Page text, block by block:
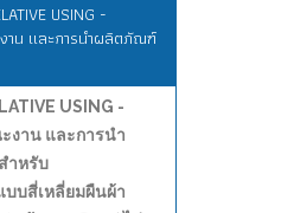
USING -
น และการนำผลิตภัณฑ์
USING -
งาน และการนำ
ำหรับ
บสี่เหลี่ยมผืนผ้า